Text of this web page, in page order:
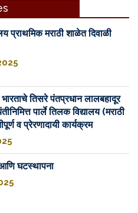
प्राथमिक मराठी शाळेत दिवाळी
भारताचे तिसरे पंतप्रधान लालबहादूर
पार्ले तिलक विद्यालय (मराठी
व प्रेरणादायी कार्यक्रम
घटस्थापना